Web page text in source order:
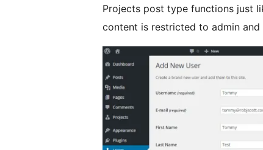
Projects post type functions just
content is restricted to admin